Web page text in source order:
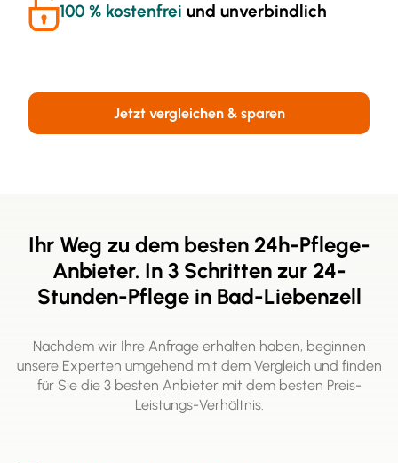
100 % kostenfrei und unverbindlich
Jetzt vergleichen & sparen
Ihr Weg zu dem besten 24h-Pflege-
Anbieter. In 3 Schritten zur 24-
Stunden-Pflege in Bad-Liebenzell
Nachdem wir Ihre Anfrage erhalten haben, beginnen
unsere Experten umgehend mit dem Vergleich und finden
für Sie die 3 besten Anbieter mit dem besten Preis-
Leistungs-Verhältnis.